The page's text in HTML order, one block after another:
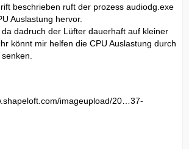
beschrieben ruft der prozess audiodg.exe
Auslastung hervor.
dadruch der Lüfter dauerhaft auf kleiner
könnt mir helfen die CPU Auslastung durch
imageupload/20…37-